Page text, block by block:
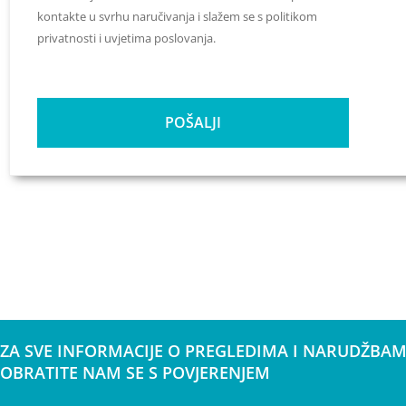
kontakte u svrhu naručivanja i slažem se s politikom
privatnosti i uvjetima poslovanja.
POŠALJI
ZA SVE INFORMACIJE O PREGLEDIMA I
OBRATITE NAM SE S POVJERENJEM